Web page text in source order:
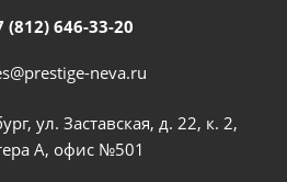
(812) 646-33-20
neva.ru
ул. Заставская, д. 22, к. 2,
А, офис №501